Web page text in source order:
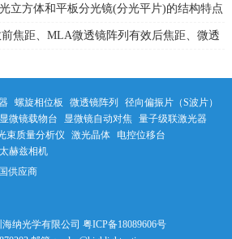
的原理及应用
立方体和平板分光镜(分光平片)的结构特点
比例方案
焦距、MLA微透镜阵列有效后焦距、微透
螺旋相位板 微透镜阵列
径向偏振片（S波片）
显微镜载物台 显微镜自动对焦 量子级联激光器
束质量分析仪 激光晶体
电控位移台
太赫兹相机
供应商
纳光学有限公司 粤ICP备18089606号